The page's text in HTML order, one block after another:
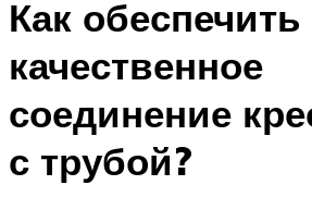
Как обеспечить
качественное
соединение
с трубой?